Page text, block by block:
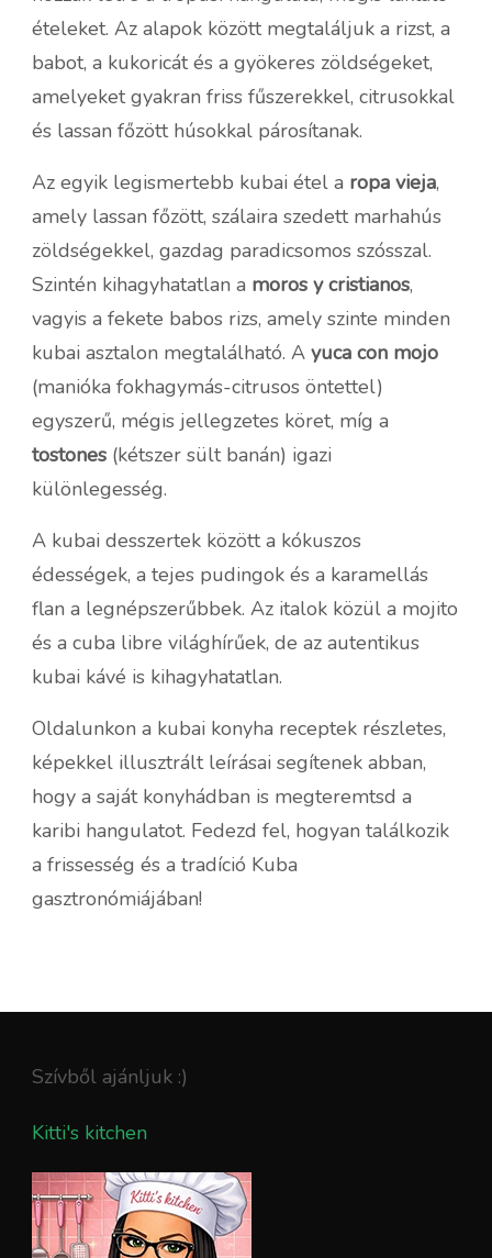
ételeket. Az alapok között megtaláljuk a rizst, a
babot, a kukoricát és a gyökeres zöldségeket,
amelyeket gyakran friss fűszerekkel, citrusokkal
és lassan főzött húsokkal párosítanak.
Az egyik legismertebb kubai étel a ropa vieja,
amely lassan főzött, szálaira szedett marhahús
zöldségekkel, gazdag paradicsomos szósszal.
Szintén kihagyhatatlan a moros y cristianos,
vagyis a fekete babos rizs, amely szinte minden
kubai asztalon megtalálható. A yuca con mojo
(manióka fokhagymás-citrusos öntettel)
egyszerű, mégis jellegzetes köret, míg a
tostones (kétszer sült banán) igazi
különlegesség.
A kubai desszertek között a kókuszos
édességek, a tejes pudingok és a karamellás
flan a legnépszerűbbek. Az italok közül a mojito
és a cuba libre világhírűek, de az autentikus
kubai kávé is kihagyhatatlan.
Oldalunkon a kubai konyha receptek részletes,
képekkel illusztrált leírásai segítenek abban,
hogy a saját konyhádban is megteremtsd a
karibi hangulatot. Fedezd fel, hogyan találkozik
a frissesség és a tradíció Kuba
gasztronómiájában!
Szívből ajánljuk :)
Kitti's kitchen